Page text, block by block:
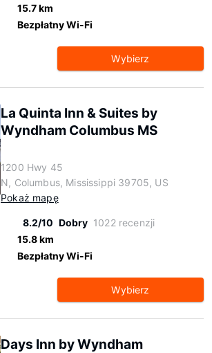
15.7 km
Bezpłatny Wi-Fi
Wybierz
La Quinta Inn & Suites by
Wyndham Columbus MS
1200 Hwy 45
N, Columbus, Mississippi 39705, US
Pokaż mapę
8.2/10 Dobry 1022 recenzji
15.8 km
Bezpłatny Wi-Fi
Wybierz
Days Inn by Wyndham